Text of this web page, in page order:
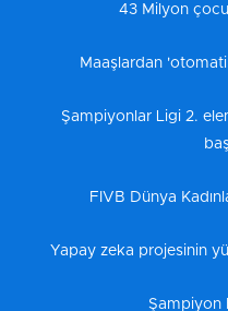
43 Milyon
Maaşlardan
Şampiyonlar Ligi 2.
FIVB Dünya
Yapay zeka projesinin
Şampiyon